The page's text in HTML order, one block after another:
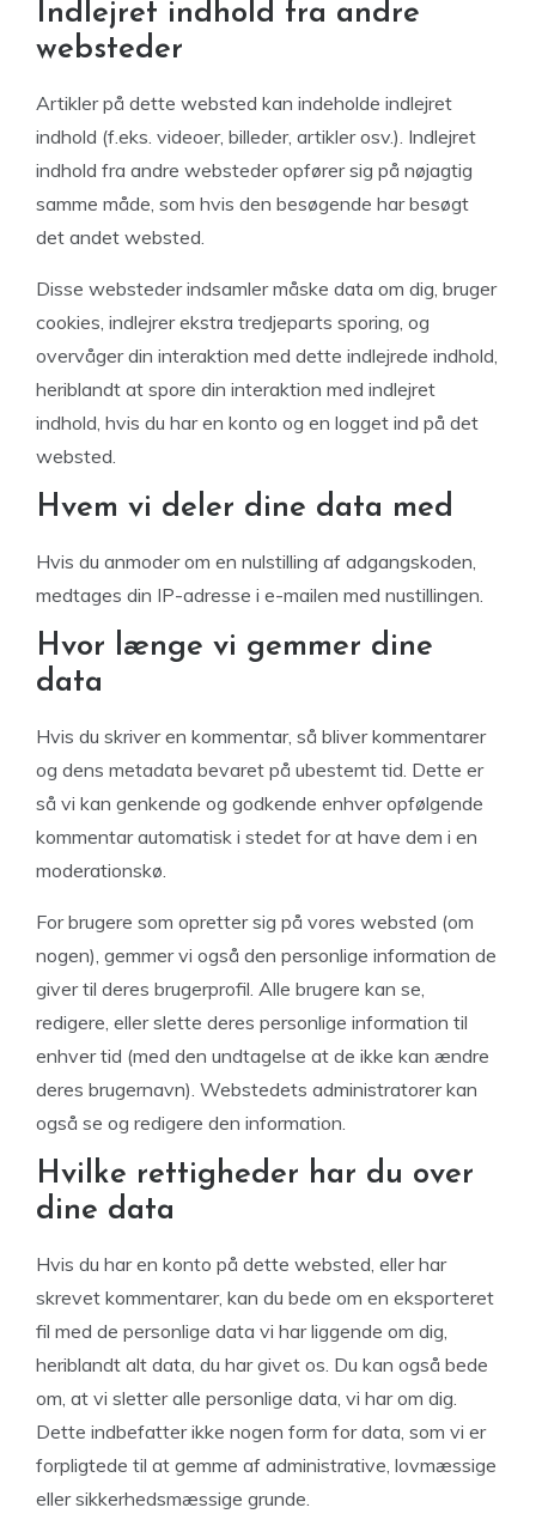
Indlejret indhold fra andre
websteder
Artikler på dette websted kan indeholde indlejret
indhold (f.eks. videoer, billeder, artikler osv.). Indlejret
indhold fra andre websteder opfører sig på nøjagtig
samme måde, som hvis den besøgende har besøgt
det andet websted.
Disse websteder indsamler måske data om dig, bruger
cookies, indlejrer ekstra tredjeparts sporing, og
overvåger din interaktion med dette indlejrede indhold,
heriblandt at spore din interaktion med indlejret
indhold, hvis du har en konto og en logget ind på det
websted.
Hvem vi deler dine data med
Hvis du anmoder om en nulstilling af adgangskoden,
medtages din IP-adresse i e-mailen med nustillingen.
Hvor længe vi gemmer dine
data
Hvis du skriver en kommentar, så bliver kommentarer
og dens metadata bevaret på ubestemt tid. Dette er
så vi kan genkende og godkende enhver opfølgende
kommentar automatisk i stedet for at have dem i en
moderationskø.
For brugere som opretter sig på vores websted (om
nogen), gemmer vi også den personlige information de
giver til deres brugerprofil. Alle brugere kan se,
redigere, eller slette deres personlige information til
enhver tid (med den undtagelse at de ikke kan ændre
deres brugernavn). Webstedets administratorer kan
også se og redigere den information.
Hvilke rettigheder har du over
dine data
Hvis du har en konto på dette websted, eller har
skrevet kommentarer, kan du bede om en eksporteret
fil med de personlige data vi har liggende om dig,
heriblandt alt data, du har givet os. Du kan også bede
om, at vi sletter alle personlige data, vi har om dig.
Dette indbefatter ikke nogen form for data, som vi er
forpligtede til at gemme af administrative, lovmæssige
eller sikkerhedsmæssige grunde.